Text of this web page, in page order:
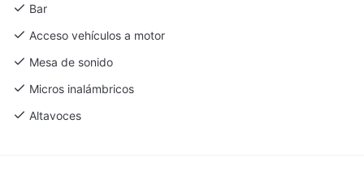
Bar
Acceso vehículos a motor
Mesa de sonido
Micros inalámbricos
Altavoces